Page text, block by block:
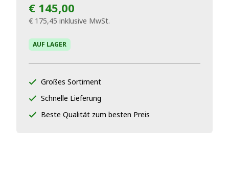
€ 145,00
€ 175,45 inklusive MwSt.
AUF LAGER
Großes Sortiment
Schnelle Lieferung
Beste Qualität zum besten Preis